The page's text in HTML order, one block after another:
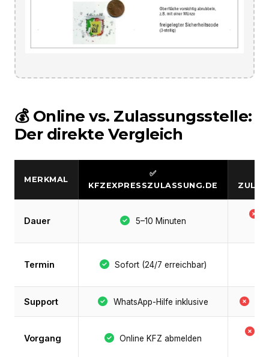
💰 Online vs. Zulassungsstelle:
Der direkte Vergleich
MERKMAL
✅
KFZEXPRESSZULASSUNG.DE
Dauer 5–10 Minuten
Termin Sofort (24/7 erreichbar)
Support WhatsApp-Hilfe inklusive
Vorgang Online KFZ abmelden